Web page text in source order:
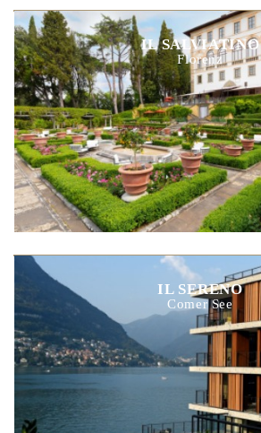
IL SALVIATINO
Florenz
IL SERENO
Comer See